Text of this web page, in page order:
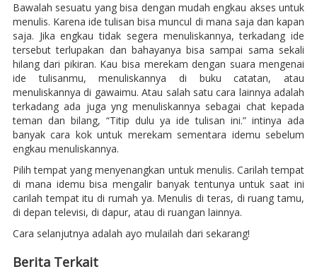
Bawalah sesuatu yang bisa dengan mudah engkau akses untuk
menulis. Karena ide tulisan bisa muncul di mana saja dan kapan
saja. Jika engkau tidak segera menuliskannya, terkadang ide
tersebut terlupakan dan bahayanya bisa sampai sama sekali
hilang dari pikiran. Kau bisa merekam dengan suara mengenai
ide tulisanmu, menuliskannya di buku catatan, atau
menuliskannya di gawaimu. Atau salah satu cara lainnya adalah
terkadang ada juga yng menuliskannya sebagai chat kepada
teman dan bilang, “Titip dulu ya ide tulisan ini.” intinya ada
banyak cara kok untuk merekam sementara idemu sebelum
engkau menuliskannya.
Pilih tempat yang menyenangkan untuk menulis. Carilah tempat
di mana idemu bisa mengalir banyak tentunya untuk saat ini
carilah tempat itu di rumah ya. Menulis di teras, di ruang tamu,
di depan televisi, di dapur, atau di ruangan lainnya.
Cara selanjutnya adalah ayo mulailah dari sekarang!
Berita Terkait